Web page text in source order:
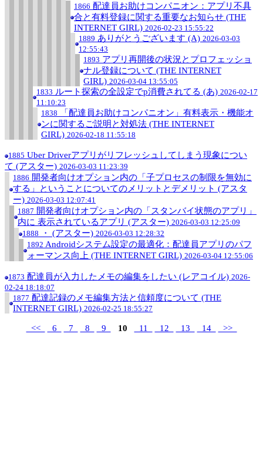
1866 配達員お助けコンパニオン：アプリ不具
合と有料登録に関する重要なお知らせ (THE
INTERNET GIRL) 2026-02-23 15:55:22
1889 ありがとうございます (A) 2026-03-03
12:55:43
1893 アプリ再開後の状況とプロフェッショ
ナル登録について (THE INTERNET
GIRL) 2026-03-04 13:55:05
1833 ルート探索の全設定でp消費されてる (あ) 2026-02-17
11:10:23
1838 「配達員お助けコンパニオン」有料表示・機能オ
ンに関するご説明と対処法 (THE INTERNET
GIRL) 2026-02-18 11:55:18
1885 Uber Driverアプリがリフレッシュしてしまう現象につい
て (アスター) 2026-03-03 11:23:39
1886 開発者向けオプション内の「子プロセスの制限を無効に
する」ということについてのメリットとデメリット (アスタ
ー) 2026-03-03 12:07:41
1887 開発者向けオプション内の「スタンバイ状態のアプリ」
内に 表示されているアプリ (アスター) 2026-03-03 12:25:09
1888 ・ (アスター) 2026-03-03 12:28:32
1892 Androidシステム設定の最適化：配達員アプリのパフ
ォーマンス向上 (THE INTERNET GIRL) 2026-03-04 12:55:06
1873 配達員が入力したメモの編集をしたい (レアコイル) 2026-
02-24 18:18:07
1877 配達記録のメモ編集方法と信頼度について (THE
INTERNET GIRL) 2026-02-25 18:55:27
<< 6 7 8 9 10 11 12 13 14 >>